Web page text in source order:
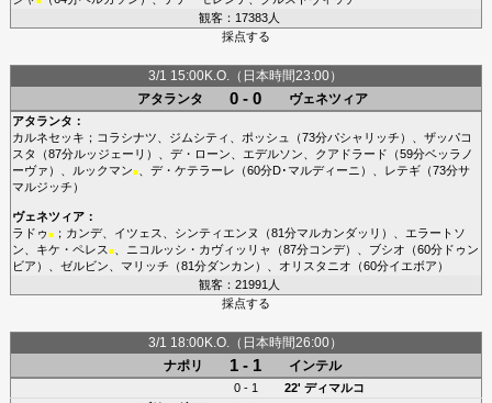
観客：17383人
採点する
3/1 15:00K.O.（日本時間23:00）
アタランタ
0 - 0 ヴェネツィア
アタランタ ：
カルネセッキ ； コラシナツ ジムシティ ポッシュ （73分パシャリッチ ）、 ザッパコ
スタ
（87分ルッジェーリ ）、 デ・ローン エデルソン クアドラード （59分ベッラノ
ーヴァ ）、 ルックマン■、 デ・ケテラーレ （60分D･マルディーニ ）、 レテギ（73分サ
マルジッチ ）
ヴェネツィア：
ラドゥ ■； カンデ、 イツェス シンティエンヌ （81分マルカンダッリ ）、 エラートソ
ン
キケ・ペレス ■、 ニコルッシ・カヴィッリャ （87分コンデ）、 ブシオ （60分ドゥン
ビア ）、 ゼルビン マリッチ （81分ダンカン ）、 オリスタニオ （60分イエボア ）
観客：21991人
採点する
3/1 18:00K.O.（日本時間26:00）
ナポリ
1 - 1 インテル
0 - 1 22' ディマルコ